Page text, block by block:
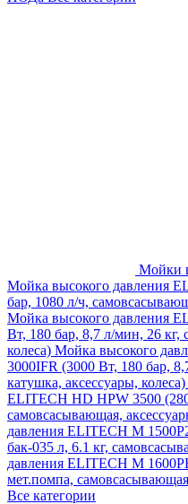
Мойки
Мойка высокого давления
бар, 1080 л/ч,
Мойка высокого давления
Вт, 180 бар, 8,7 л/мин, 26 кг,
колеса) Мойка высокого
3000IFR (3000 Вт, 180 бар,
катушка, аксессуары, колеса)
ELITECH HD HPW 3500
самовсасывающая,
давления ELITECH M
бак-035 л, 6.1 кг,
давления ELITECH М
мет.помпа,
Все категории